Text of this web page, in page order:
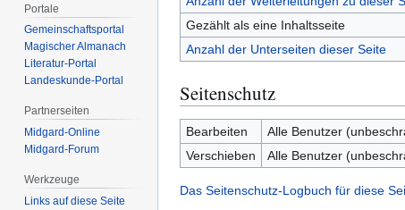
Gezählt als eine Inhaltsseite
Anzahl der Unterseiten dieser Seite
Seitenschutz
Bearbeiten
Alle Benutzer
Verschieben
Alle Benutzer
Das Seitenschutz-Logbuch für diese
Portale
Gemeinschafts­portal
Magischer Almanach
Literatur-Portal
Landeskunde-Portal
Partnerseiten
Midgard-Online
Midgard-Forum
Werkzeuge
Links auf diese Seite